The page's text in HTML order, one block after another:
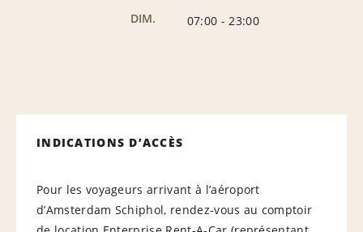
DIM.
07:00 - 23:00
INDICATIONS D’ACCÈS
Pour les voyageurs arrivant à l’aéroport
d’Amsterdam Schiphol, rendez-vous au comptoir